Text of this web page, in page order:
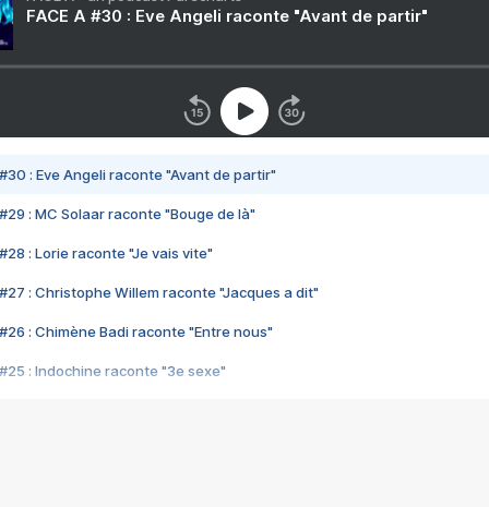
FACE A #30 : Eve Angeli raconte "Avant de partir"
#30 : Eve Angeli raconte "Avant de partir"
#29 : MC Solaar raconte "Bouge de là"
#28 : Lorie raconte "Je vais vite"
#27 : Christophe Willem raconte "Jacques a dit"
#26 : Chimène Badi raconte "Entre nous"
#25 : Indochine raconte "3e sexe"